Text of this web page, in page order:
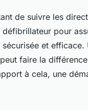
de suivre les
défibrillateur pour
sécurisée et efficace.
faire la
à cela, une